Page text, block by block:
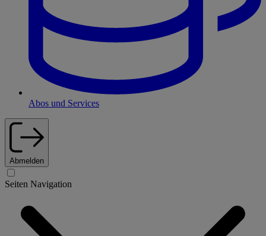
Abos und Services
Abmelden
Seiten Navigation